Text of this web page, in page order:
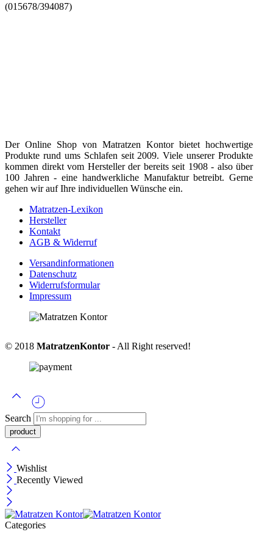
(015678/394087)
Der Online Shop von Matratzen Kontor bietet hochwertige
Produkte rund ums Schlafen seit 2009. Viele unserer Produkte
kommen direkt vom Hersteller der bereits seit 1908 - also über
100 Jahren - eine handwerkliche Manufaktur betreibt. Gerne
gehen wir auf Ihre individuellen Wünsche ein.
Matratzen-Lexikon
Hersteller
Kontakt
AGB & Widerruf
Versandinformationen
Datenschutz
Widerrufsformular
Impressum
© 2018 MatratzenKontor - All Right reserved!
Search
Wishlist
Recently Viewed
Categories